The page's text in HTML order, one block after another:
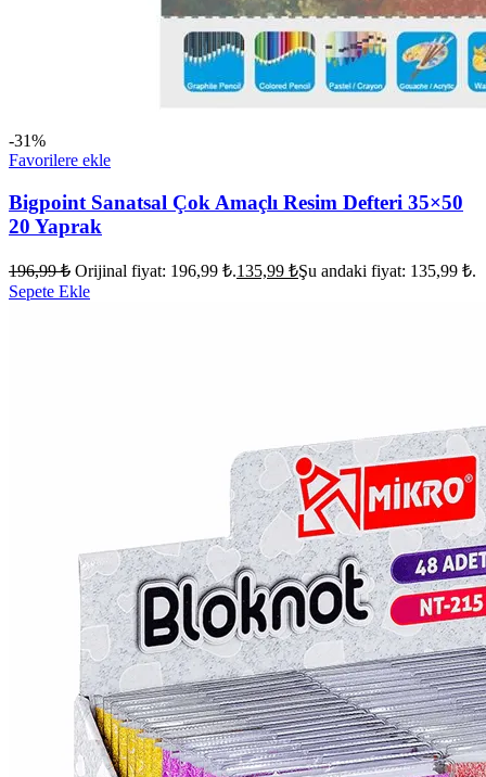
-31%
Favorilere ekle
Bigpoint Sanatsal Çok Amaçlı Resim Defteri 35×50
20 Yaprak
196,99₺ Orijinal fiyat: 196,99 ₺.135,99 ₺Şu andaki fiyat: 135,99 ₺.
Sepete Ekle